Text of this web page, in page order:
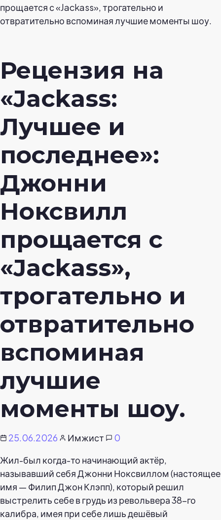
прощается с «Jackass», трогательно и
отвратительно вспоминая лучшие моменты шоу.
Рецензия на
«Jackass:
Лучшее и
последнее»:
Джонни
Ноксвилл
прощается с
«Jackass»,
трогательно и
отвратительно
вспоминая
лучшие
моменты шоу.
25.06.2026 Имжист
0
Жил-был когда-то начинающий актёр,
называвший себя Джонни Ноксвиллом (настоящее
имя — Филип Джон Клэпп), который решил
выстрелить себе в грудь из револьвера 38-го
калибра, имея при себе лишь дешёвый